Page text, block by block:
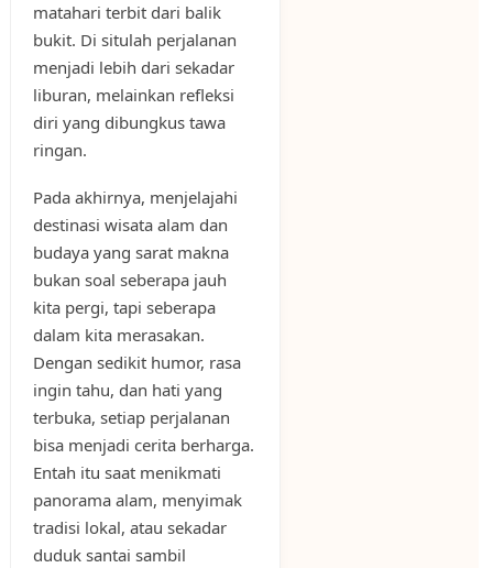
matahari terbit dari balik
bukit. Di situlah perjalanan
menjadi lebih dari sekadar
liburan, melainkan refleksi
diri yang dibungkus tawa
ringan.
Pada akhirnya, menjelajahi
destinasi wisata alam dan
budaya yang sarat makna
bukan soal seberapa jauh
kita pergi, tapi seberapa
dalam kita merasakan.
Dengan sedikit humor, rasa
ingin tahu, dan hati yang
terbuka, setiap perjalanan
bisa menjadi cerita berharga.
Entah itu saat menikmati
panorama alam, menyimak
tradisi lokal, atau sekadar
duduk santai sambil